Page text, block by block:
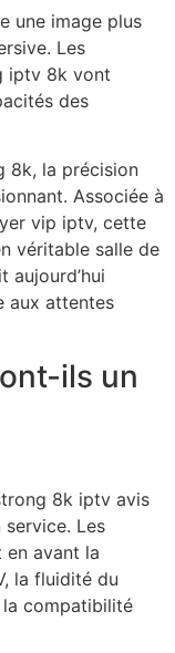
une image plus
Les
iptv 8k vont
des
8k, la précision
Associée à
vip iptv, cette
véritable salle de
aujourd’hui
aux attentes
ils un
8k iptv avis
service. Les
en avant la
la fluidité du
compatibilité